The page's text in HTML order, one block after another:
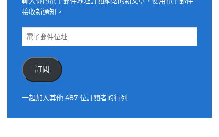
接收新通知。
電
件
位
訂閱
一起加入其他 487 位訂閱者的行列